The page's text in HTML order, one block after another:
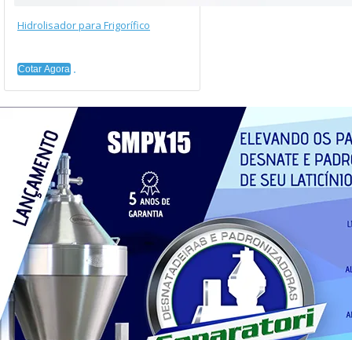
Hidrolisador para Frigorífico
Cotar Agora